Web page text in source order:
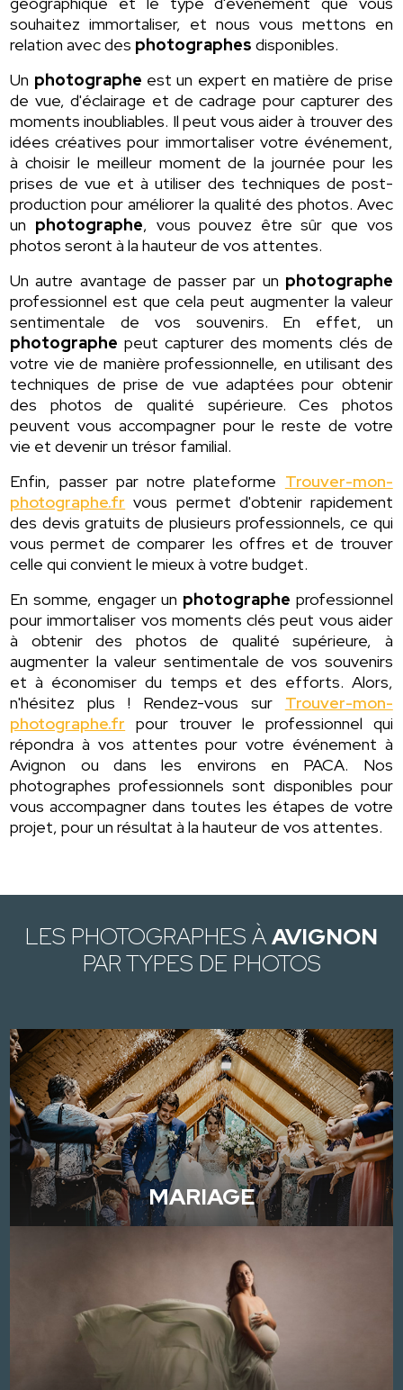
souhaitez immortaliser, et nous vous mettons en
relation avec des photographes disponibles.
Un photographe est un expert en matière de prise
de vue, d'éclairage et de cadrage pour capturer des
moments inoubliables. Il peut vous aider à trouver des
idées créatives pour immortaliser votre événement,
à choisir le meilleur moment de la journée pour les
prises de vue et à utiliser des techniques de post-
production pour améliorer la qualité des photos. Avec
un photographe, vous pouvez être sûr que vos
photos seront à la hauteur de vos attentes.
Un autre avantage de passer par un photographe
professionnel est que cela peut augmenter la valeur
sentimentale de vos souvenirs. En effet, un
photographe peut capturer des moments clés de
votre vie de manière professionnelle, en utilisant des
techniques de prise de vue adaptées pour obtenir
des photos de qualité supérieure. Ces photos
peuvent vous accompagner pour le reste de votre
vie et devenir un trésor familial.
Enfin, passer par notre plateforme Trouver-mon-
photographe.fr vous permet d'obtenir rapidement
des devis gratuits de plusieurs professionnels, ce qui
vous permet de comparer les offres et de trouver
celle qui convient le mieux à votre budget.
En somme, engager un photographe professionnel
pour immortaliser vos moments clés peut vous aider
à obtenir des photos de qualité supérieure, à
augmenter la valeur sentimentale de vos souvenirs
et à économiser du temps et des efforts. Alors,
n'hésitez plus ! Rendez-vous sur Trouver-mon-
photographe.fr pour trouver le professionnel qui
répondra à vos attentes pour votre événement à
Avignon ou dans les environs en PACA. Nos
photographes professionnels sont disponibles pour
vous accompagner dans toutes les étapes de votre
projet, pour un résultat à la hauteur de vos attentes.
LES PHOTOGRAPHES ÀAVIGNON
PAR TYPES DE PHOTOS
MARIAGE